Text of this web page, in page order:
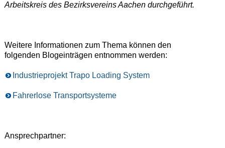
Arbeitskreis des Bezirksvereins Aachen durchgeführt.
Weitere Informationen zum Thema können den
folgenden Blogeinträgen entnommen werden:
Industrieprojekt Trapo Loading System
Fahrerlose Transportsysteme
Ansprechpartner: